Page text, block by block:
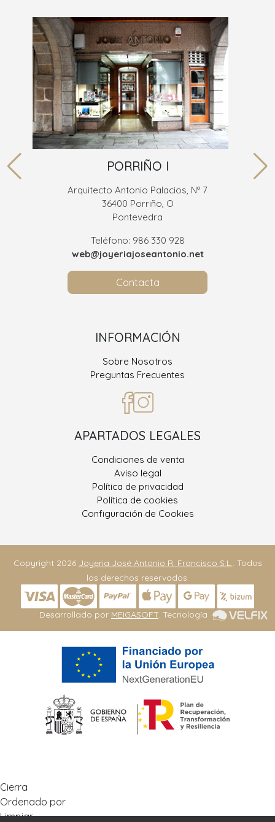
PORRIÑO I
Arquitecto Antonio Palacios, Nº 7
36400 Porriño, O
Pontevedra
Teléfono: 986 330 928
web@joyeriajoseantonio.net
Contacta
INFORMACIÓN
Sobre Nosotros
Preguntas Frecuentes
APARTADOS LEGALES
Condiciones de venta
Aviso legal
Política de privacidad
Política de cookies
Configuración de Cookies
Copyright 2026 Joyeria José Antonio R. Francisco S.L.. Todos
los derechos reservados.
Desarrollado por MEIGASOFT . Tecnología
Cierra
Ordenado por
Limpiar